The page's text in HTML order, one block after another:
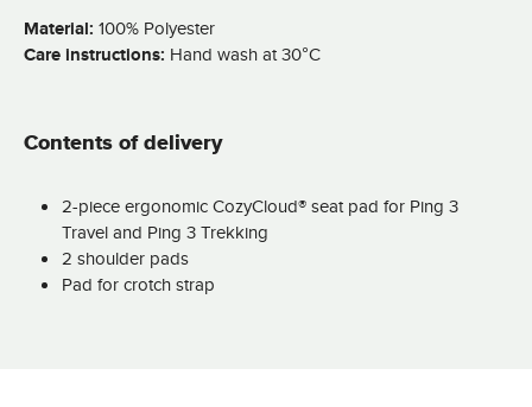
Material: 100% Polyester
Care instructions: Hand wash at 30°C
Contents of delivery
2-piece ergonomic CozyCloud® seat pad for Ping 3
Travel and Ping 3 Trekking
2 shoulder pads
Pad for crotch strap